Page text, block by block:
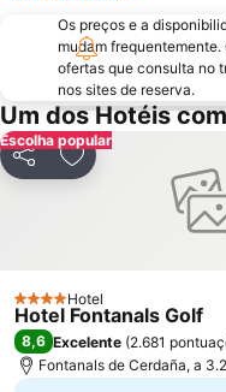
Os preços e a
mudam
ofertas que consulta no
nos sites de reserva.
Um dos Hotéis
Escolha popular
PartilharAdicionar aos
4 Estrelas
Hotel
Hotel Fontanals Golf
8,6 Excelente (2.681
Fontanals de Cerdaña, a